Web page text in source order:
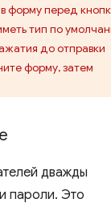
форму перед
тип по
до отправки
форму, затем
дважды
пароли. Это